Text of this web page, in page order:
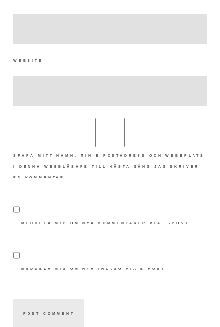
WEBSITE
SPARA MITT NAMN, MIN E-POSTADRESS OCH WEBBPLATS
I DENNA WEBBLÄSARE TILL NÄSTA GÅNG JAG SKRIVER
EN KOMMENTAR.
MEDDELA MIG OM NYA KOMMENTARER VIA E-POST.
MEDDELA MIG OM NYA INLÄGG VIA E-POST.